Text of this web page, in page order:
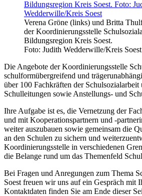
Verena Gröne (links) und Britta
der Koordinierungsstelle
Bildungsregion Kreis Soest.
Foto: Judith Wedderwille/Kreis Soest
Die Angebote der Koordinierungsstelle
schulformübergreifend und
über 100 Fachkräften der Schulsozialarbeit
Schulleitungen sowie Anstellungs- und
Ihre Aufgabe ist es, die Vernetzung der
und mit Kooperationspartnern und -
weiter auszubauen sowie gemeinsam die
an den Schulen zu sichern und
Koordinierungsstelle in verschiedenen
die Belange rund um das Themenfeld
Bei Fragen und Anregungen zum Thema
Soest freuen wir uns auf ein Gespräch mit
Kontaktdaten finden Sie am Ende dieser